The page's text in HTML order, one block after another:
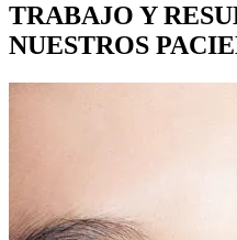
TRABAJO Y
NUESTROS